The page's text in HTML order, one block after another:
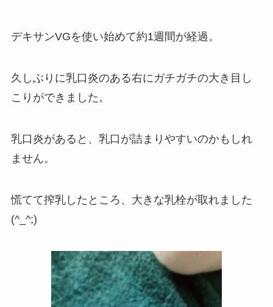
デキサンVGを使い始めて約1週間が経過。
久しぶりに乳口炎のある右にガチガチの大き目し
こりができました。
乳口炎があると、乳口が詰まりやすいのかもしれ
ません。
慌てて搾乳したところ、大きな乳栓が取れました
(^_^;)